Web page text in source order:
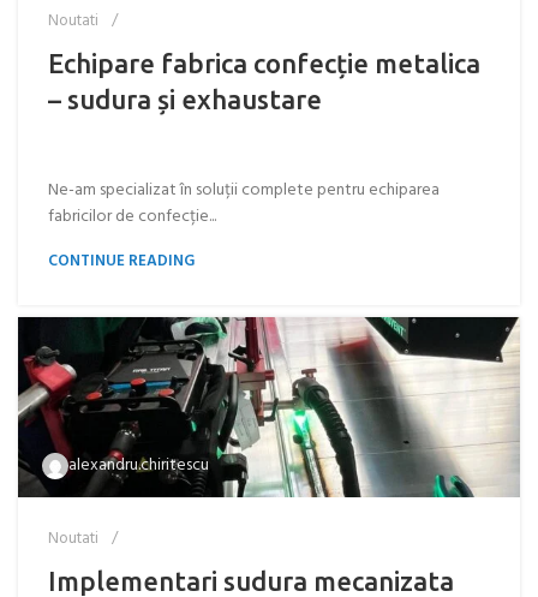
Noutati
Echipare fabrica confecție metalica
– sudura și exhaustare
Ne-am specializat în soluții complete pentru echiparea
fabricilor de confecție...
CONTINUE READING
alexandru.chiritescu
Noutati
Implementari sudura mecanizata